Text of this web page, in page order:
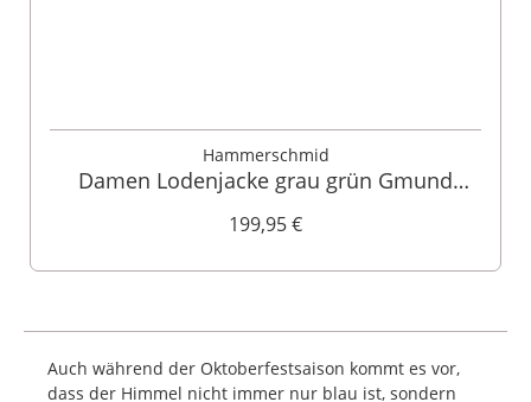
Hammerschmid
Damen Lodenjacke grau grün Gmund
199,95 €
Auch während der Oktoberfestsaison kommt es vor,
dass der Himmel nicht immer nur blau ist, sondern